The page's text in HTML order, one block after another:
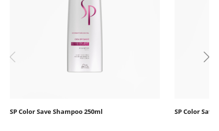
SP Color Save Shampoo 250ml SP Color